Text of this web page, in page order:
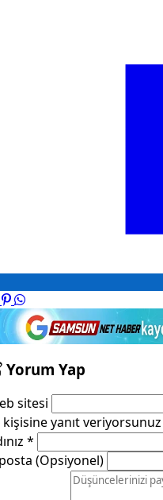
Yorum Yap
sitesi
kişisine yanıt veriyorsunuz
*
(Opsiyonel)